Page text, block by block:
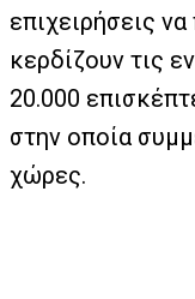
επιχειρήσεις
κερδίζουν τις
20.000
στην οποία
χώρες.